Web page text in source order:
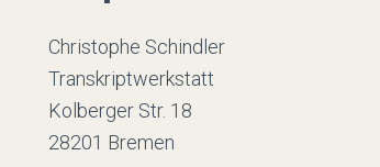
Christophe Schindler
Transkriptwerkstatt
Kolberger Str. 18
28201 Bremen